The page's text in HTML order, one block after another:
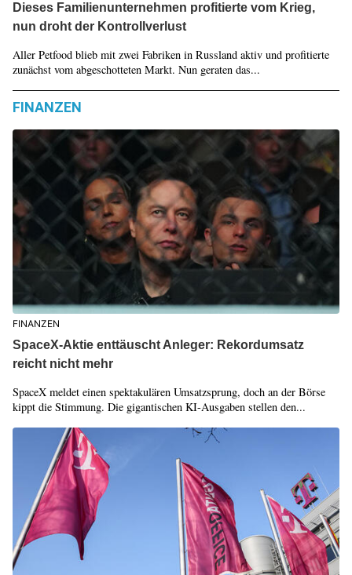
Dieses Familienunternehmen profitierte vom Krieg,
nun droht der Kontrollverlust
Aller Petfood blieb mit zwei Fabriken in Russland aktiv und profitierte
zunächst vom abgeschotteten Markt. Nun geraten das...
FINANZEN
FINANZEN
SpaceX-Aktie enttäuscht Anleger: Rekordumsatz
reicht nicht mehr
SpaceX meldet einen spektakulären Umsatzsprung, doch an der Börse
kippt die Stimmung. Die gigantischen KI-Ausgaben stellen den...